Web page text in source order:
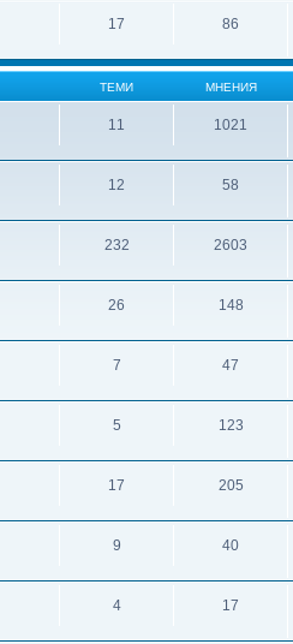
17 86
ТЕМИ МНЕНИЯ
11 1021
12 58
232 2603
26 148
7 47
5 123
17 205
9 40
4 17